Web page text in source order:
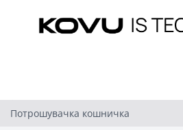
Потрошувачка кошничка